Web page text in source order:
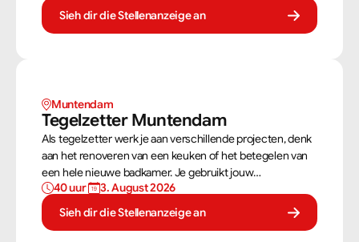
weet jij precies hoe een muur gebouwd moet worden. Als
metselaar kan je alleen werken of in een team je steentje
Sieh dir die Stellenanzeige an
Muntendam
Tegelzetter Muntendam
Als tegelzetter werk je aan verschillende projecten, denk
aan het renoveren van een keuken of het betegelen van
een hele nieuwe badkamer. Je gebruikt jouw
vaardigheden om tegels perfect te plaatsen. Als
tegelzetter ben je voortdurend bezig met diverse taken.
40 uur
3. August 2026
Sieh dir die Stellenanzeige an